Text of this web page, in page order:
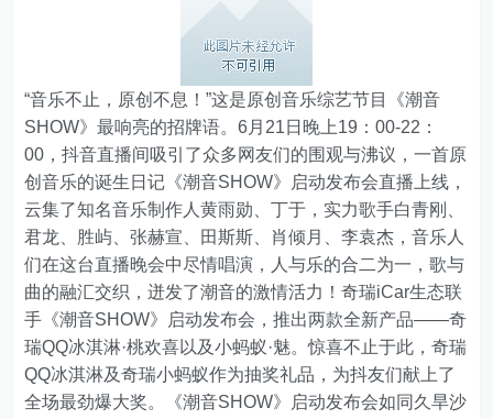
“音乐不止，原创不息！”这是原创音乐综艺节目《潮音
SHOW》最响亮的招牌语。6月21日晚上19：00-22：
00，抖音直播间吸引了众多网友们的围观与沸议，一首原
创音乐的诞生日记《潮音SHOW》启动发布会直播上线，
云集了知名音乐制作人黄雨勋、丁于，实力歌手白青刚、
君龙、胜屿、张赫宣、田斯斯、肖倾月、李袁杰，音乐人
们在这台直播晚会中尽情唱演，人与乐的合二为一，歌与
曲的融汇交织，迸发了潮音的激情活力！奇瑞iCar生态联
手《潮音SHOW》启动发布会，推出两款全新产品——奇
瑞QQ冰淇淋·桃欢喜以及小蚂蚁·魅。惊喜不止于此，奇瑞
QQ冰淇淋及奇瑞小蚂蚁作为抽奖礼品，为抖友们献上了
全场最劲爆大奖。《潮音SHOW》启动发布会如同久旱沙